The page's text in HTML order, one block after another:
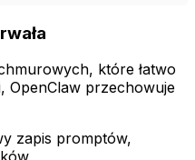
które łatwo
OpenClaw przechowuje
zapis promptów,